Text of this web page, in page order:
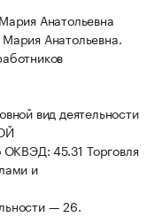
Анатольевна
Анатольевна.
вид деятельности
45.31 Торговля
и
— 26.